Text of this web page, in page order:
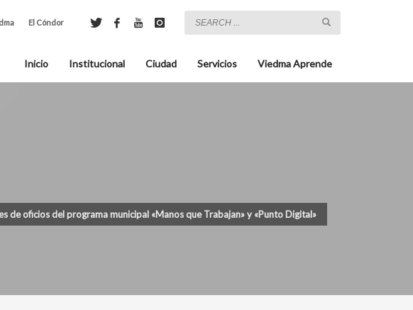
El Cóndor
Inicio Institucional Ciudad Servicios Viedma Aprende
de oficios del programa municipal «Manos que Trabajan» y «Punto Digital»